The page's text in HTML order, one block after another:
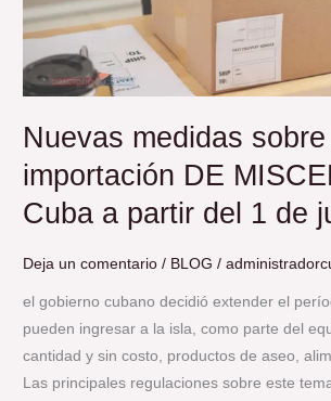
Nuevas medidas
importación DE
Cuba a partir del 1 de
Deja un comentario / BLOG /
el gobierno cubano decidió extender el
pueden ingresar a la isla, como parte del
cantidad y sin costo, productos de aseo,
Las principales regulaciones sobre este
DE
MISCELÁNEA
a
Cuba
partir
del
1
julio